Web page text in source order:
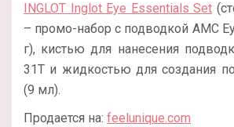
INGLOT Inglot Eye Essentials Set
– промо-набор с подводкой AMC
г), кистью для нанесения
31T и жидкостью для создания
(9 мл).
Продается на: feelunique.com